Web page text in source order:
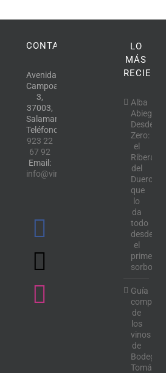
CONTACTO
Avenida
Campoamor,
3,
37003,
Salamanca.
Teléfono:
923 22
67 92
Email:
info@vinotecalavendimia.es
LO
MÁS
RECIENTE
Alba
Abiega
Desde
Zero:
el
Ribera
del
Duero
que
lo
da
todo
desde
el
primer
sorbo
Guía
completa
de
los
vinos
de
Bodega
Tomás